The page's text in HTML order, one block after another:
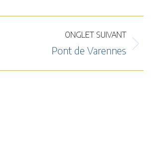
ONGLET SUIVANT
Pont de Varennes